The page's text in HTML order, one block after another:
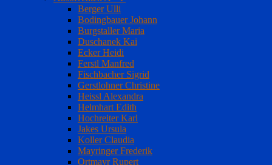
Berger Ulli
Bodingbauer Johann
Burgstaller Maria
Duschanek Kai
Ecker Heidi
Ferstl Manfred
Fischbacher Sigrid
Gerstlohner Christine
Heissl Alexandra
Helmhart Edith
Hochreiter Karl
Jakes Ursula
Koller Claudia
Mayringer Frederik
Ortmayr Rupert